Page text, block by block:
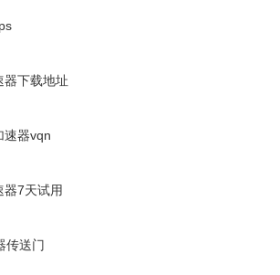
器下载地址
速器vqn
器7天试用
传送门